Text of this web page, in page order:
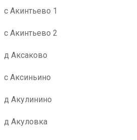
с Акинтьево 1
с Акинтьево 2
д Аксаково
с Аксиньино
д Акулинино
д Акуловка